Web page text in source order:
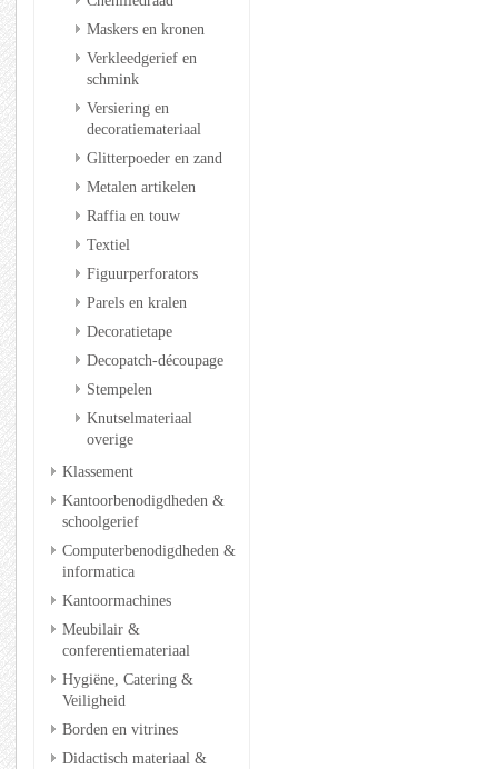
Maskers en kronen
Verkleedgerief en
schmink
Versiering en
decoratiemateriaal
Glitterpoeder en zand
Metalen artikelen
Raffia en touw
Textiel
Figuurperforators
Parels en kralen
Decoratietape
Decopatch-découpage
Stempelen
Knutselmateriaal
overige
Klassement
Kantoorbenodigdheden &
schoolgerief
Computerbenodigdheden &
informatica
Kantoormachines
Meubilair &
conferentiemateriaal
Hygiëne, Catering &
Veiligheid
Borden en vitrines
Didactisch materiaal &